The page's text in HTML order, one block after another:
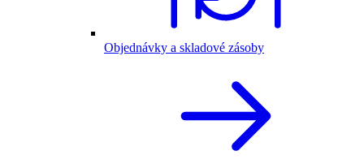
Objednávky a skladové zásoby